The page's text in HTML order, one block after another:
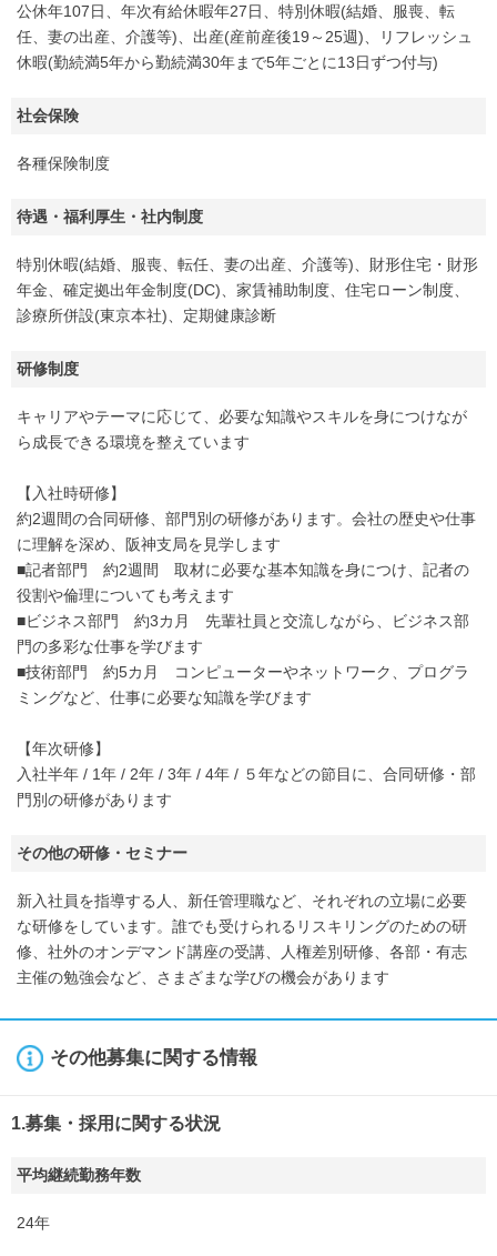
公休年107日、年次有給休暇年27日、特別休暇(結婚、服喪、転
任、妻の出産、介護等)、出産(産前産後19～25週)、リフレッシュ
休暇(勤続満5年から勤続満30年まで5年ごとに13日ずつ付与)
社会保険
各種保険制度
待遇・福利厚生・社内制度
特別休暇(結婚、服喪、転任、妻の出産、介護等)、財形住宅・財形
年金、確定拠出年金制度(DC)、家賃補助制度、住宅ローン制度、
診療所併設(東京本社)、定期健康診断
研修制度
キャリアやテーマに応じて、必要な知識やスキルを身につけなが
ら成長できる環境を整えています
【入社時研修】
約2週間の合同研修、部門別の研修があります。会社の歴史や仕事
に理解を深め、阪神支局を見学します
■記者部門 約2週間 取材に必要な基本知識を身につけ、記者の
役割や倫理についても考えます
■ビジネス部門 約3カ月 先輩社員と交流しながら、ビジネス部
門の多彩な仕事を学びます
■技術部門 約5カ月 コンピューターやネットワーク、プログラ
ミングなど、仕事に必要な知識を学びます
【年次研修】
入社半年 / 1年 / 2年 / 3年 / 4年 / ５年などの節目に、合同研修・部
門別の研修があります
その他の研修・セミナー
新入社員を指導する人、新任管理職など、それぞれの立場に必要
な研修をしています。誰でも受けられるリスキリングのための研
修、社外のオンデマンド講座の受講、人権差別研修、各部・有志
主催の勉強会など、さまざまな学びの機会があります
その他募集に関する情報
1.募集・採用に関する状況
平均継続勤務年数
24年